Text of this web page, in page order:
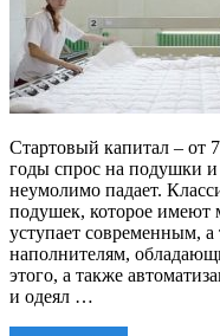
Стартовый капитал – от
годы спрос на подушки и
неумолимо падает.
подушек, которое имеют
уступает современным,
наполнителям,
этого, а также
и одеял …